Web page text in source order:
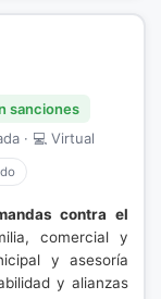
sanciones
· 💻 Virtual
contra el
comercial y
y asesoría
y alianzas